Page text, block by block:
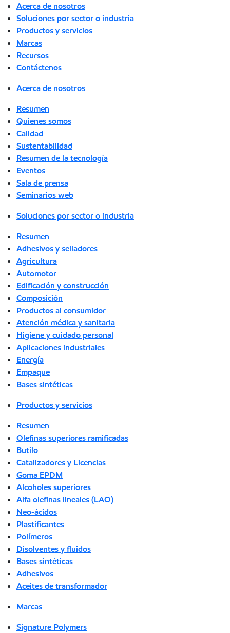
Acerca de nosotros
Soluciones por sector o industria
Productos y servicios
Marcas
Recursos
Contáctenos
Acerca de nosotros
Resumen
Quienes somos
Calidad
Sustentabilidad
Resumen de la tecnología
Eventos
Sala de prensa
Seminarios web
Soluciones por sector o industria
Resumen
Adhesivos y selladores
Agricultura
Automotor
Edificación y construcción
Composición
Productos al consumidor
Atención médica y sanitaria
Higiene y cuidado personal
Aplicaciones industriales
Energía
Empaque
Bases sintéticas
Productos y servicios
Resumen
Olefinas superiores ramificadas
Butilo
Catalizadores y Licencias
Goma EPDM
Alcoholes superiores
Alfa olefinas lineales (LAO)
Neo-ácidos
Plastificantes
Polímeros
Disolventes y fluidos
Bases sintéticas
Adhesivos
Aceites de transformador
Marcas
Signature Polymers